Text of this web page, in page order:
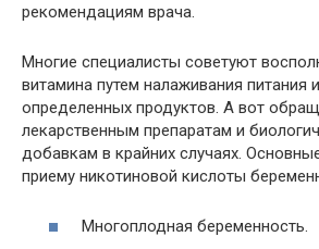
рекомендациям врача.
Многие специалисты советуют
витамина путем налаживания питания
определенных продуктов. А вот
лекарственным препаратам и
добавкам в крайних случаях.
приему никотиновой кислоты
Многоплодная беременность.